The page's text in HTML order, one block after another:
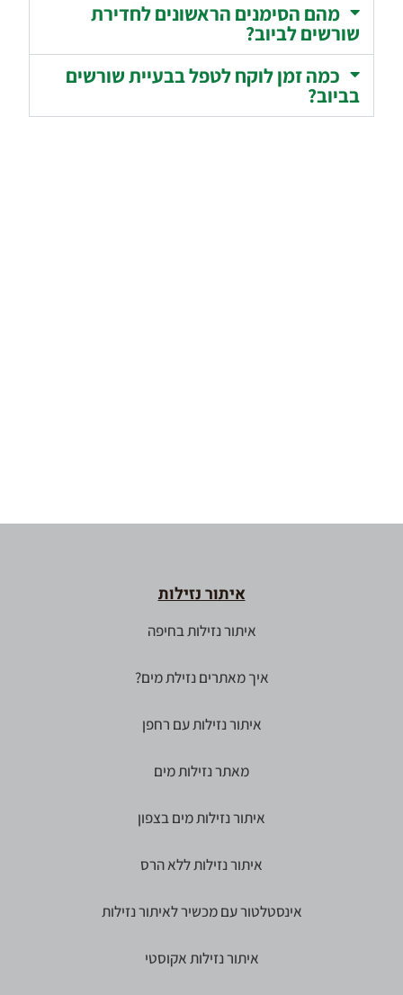
מהם הסימנים הראשונים לחדירת
שורשים לביוב?
כמה זמן לוקח לטפל בבעיית שורשים
בביוב?
איתור נזילות
איתור נזילות בחיפה
איך מאתרים נזילת מים?
איתור נזילות עם רחפן
מאתר נזילות מים
איתור נזילות מים בצפון
איתור נזילות ללא הרס
אינסטלטור עם מכשיר לאיתור נזילות
איתור נזילות אקוסטי